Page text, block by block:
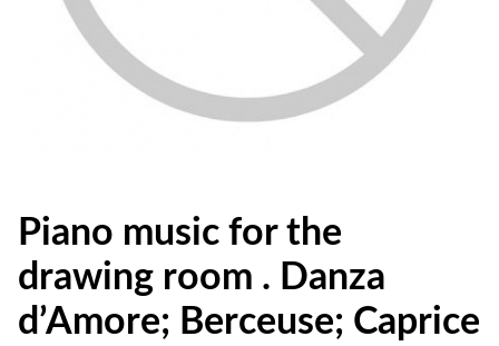
Piano music for the
drawing room . Danza
d’Amore; Berceuse; Caprice